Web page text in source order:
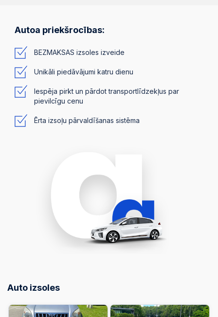
Autoa priekšrocības:
BEZMAKSAS izsoles izveide
Unikāli piedāvājumi katru dienu
Iespēja pirkt un pārdot transportlīdzekļus par
pievilcīgu cenu
Ērta izsoļu pārvaldīšanas sistēma
Auto izsoles